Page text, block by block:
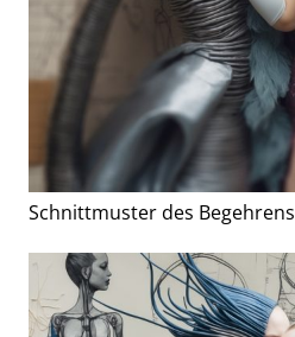
Schnittmuster des Begehrens